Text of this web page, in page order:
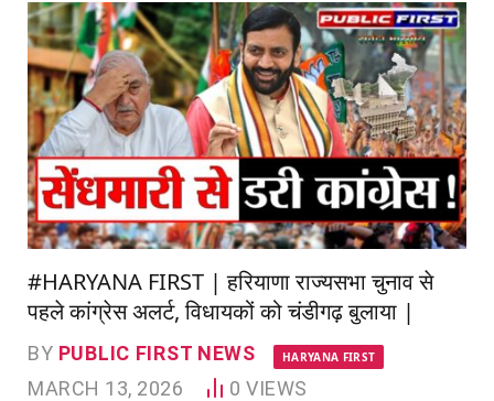
#HARYANA FIRST | हरियाणा राज्यसभा चुनाव से
पहले कांग्रेस अलर्ट, विधायकों को चंडीगढ़ बुलाया |
BY PUBLIC FIRST NEWS HARYANA FIRST
MARCH 13, 2026 0VIEWS